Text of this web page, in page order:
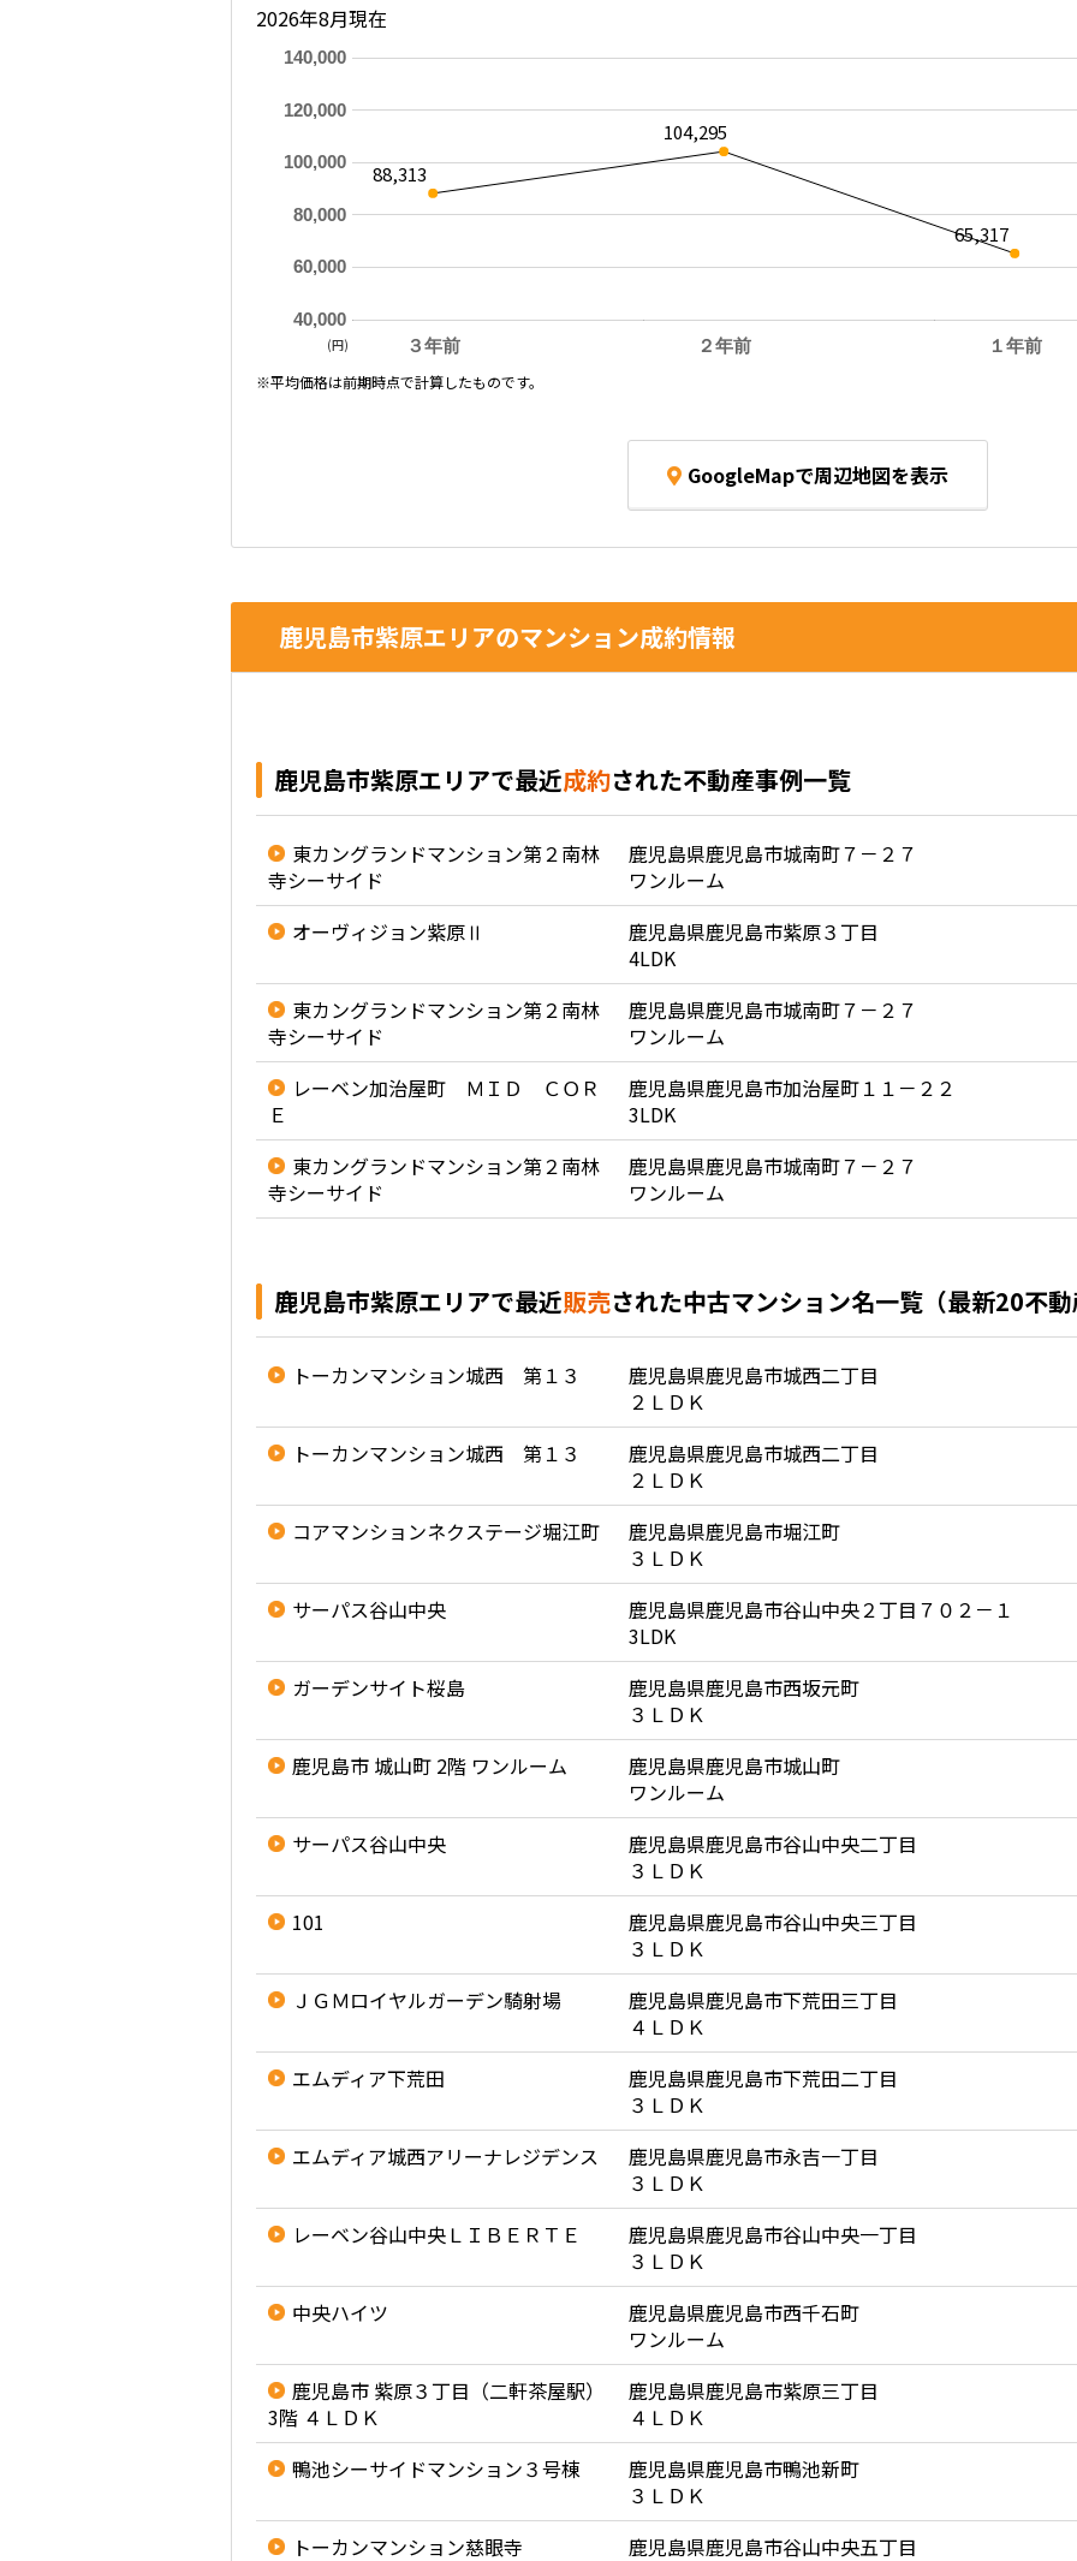
2026年8月現在
３年前 ２年前 １年前
40,000
60,000
80,000
100,000
120,000
140,000
88,313
104,295
65,317
(円)
※平均価格は前期時点で計算したものです。
GoogleMapで周辺地図を表示
鹿児島市紫原エリアのマンション成約情報
鹿児島市紫原エリアで最近成約された不動産事例一覧
東カングランドマンション第２南林
寺シーサイド
鹿児島県鹿児島市城南町７－２７
ワンルーム
オーヴィジョン紫原Ⅱ
鹿児島県鹿児島市紫原３丁目
4LDK
東カングランドマンション第２南林
寺シーサイド
鹿児島県鹿児島市城南町７－２７
ワンルーム
レーベン加治屋町 ＭＩＤ ＣＯＲ
Ｅ
鹿児島県鹿児島市加治屋町１１－２２
3LDK
東カングランドマンション第２南林
寺シーサイド
鹿児島県鹿児島市城南町７－２７
ワンルーム
鹿児島市紫原エリアで最近販売された中古マンション名一覧（最新20不
トーカンマンション城西 第１３
鹿児島県鹿児島市城西二丁目
２ＬＤＫ
トーカンマンション城西 第１３
鹿児島県鹿児島市城西二丁目
２ＬＤＫ
コアマンションネクステージ堀江町
鹿児島県鹿児島市堀江町
３ＬＤＫ
サーパス谷山中央
鹿児島県鹿児島市谷山中央２丁目７０２－１
3LDK
ガーデンサイト桜島
鹿児島県鹿児島市西坂元町
３ＬＤＫ
鹿児島市 城山町 2階 ワンルーム
鹿児島県鹿児島市城山町
ワンルーム
サーパス谷山中央
鹿児島県鹿児島市谷山中央二丁目
３ＬＤＫ
101
鹿児島県鹿児島市谷山中央三丁目
３ＬＤＫ
ＪＧＭロイヤルガーデン騎射場
鹿児島県鹿児島市下荒田三丁目
４ＬＤＫ
エムディア下荒田
鹿児島県鹿児島市下荒田二丁目
３ＬＤＫ
エムディア城西アリーナレジデンス
鹿児島県鹿児島市永吉一丁目
３ＬＤＫ
レーベン谷山中央ＬＩＢＥＲＴＥ
鹿児島県鹿児島市谷山中央一丁目
３ＬＤＫ
中央ハイツ
鹿児島県鹿児島市西千石町
ワンルーム
鹿児島市 紫原３丁目（二軒茶屋駅）
3階 ４ＬＤＫ
鹿児島県鹿児島市紫原三丁目
４ＬＤＫ
鴨池シーサイドマンション３号棟
鹿児島県鹿児島市鴨池新町
３ＬＤＫ
トーカンマンション慈眼寺
鹿児島県鹿児島市谷山中央五丁目